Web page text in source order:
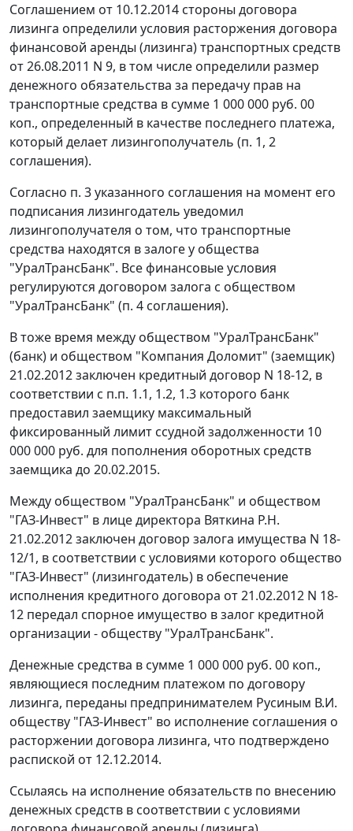
Соглашением от 10.12.2014 стороны договора
лизинга определили условия расторжения договора
финансовой аренды (лизинга) транспортных средств
от 26.08.2011 N 9, в том числе определили размер
денежного обязательства за передачу прав на
транспортные средства в сумме 1 000 000 руб. 00
коп., определенный в качестве последнего платежа,
который делает лизингополучатель (п. 1, 2
соглашения).
Согласно п. 3 указанного соглашения на момент его
подписания лизингодатель уведомил
лизингополучателя о том, что транспортные
средства находятся в залоге у общества
"УралТрансБанк". Все финансовые условия
регулируются договором залога с обществом
"УралТрансБанк" (п. 4 соглашения).
В тоже время между обществом "УралТрансБанк"
(банк) и обществом "Компания Доломит" (заемщик)
21.02.2012 заключен кредитный договор N 18-12, в
соответствии с п.п. 1.1, 1.2, 1.3 которого банк
предоставил заемщику максимальный
фиксированный лимит ссудной задолженности 10
000 000 руб. для пополнения оборотных средств
заемщика до 20.02.2015.
Между обществом "УралТрансБанк" и обществом
"ГАЗ-Инвест" в лице директора Вяткина Р.Н.
21.02.2012 заключен договор залога имущества N 18-
12/1, в соответствии с условиями которого общество
"ГАЗ-Инвест" (лизингодатель) в обеспечение
исполнения кредитного договора от 21.02.2012 N 18-
12 передал спорное имущество в залог кредитной
организации - обществу "УралТрансБанк".
Денежные средства в сумме 1 000 000 руб. 00 коп.,
являющиеся последним платежом по договору
лизинга, переданы предпринимателем Русиным В.И.
обществу "ГАЗ-Инвест" во исполнение соглашения о
расторжении договора лизинга, что подтверждено
распиской от 12.12.2014.
Ссылаясь на исполнение обязательств по внесению
денежных средств в соответствии с условиями